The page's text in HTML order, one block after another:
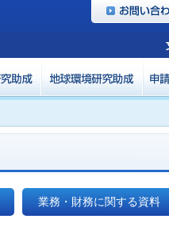
業務・財務に関する資料